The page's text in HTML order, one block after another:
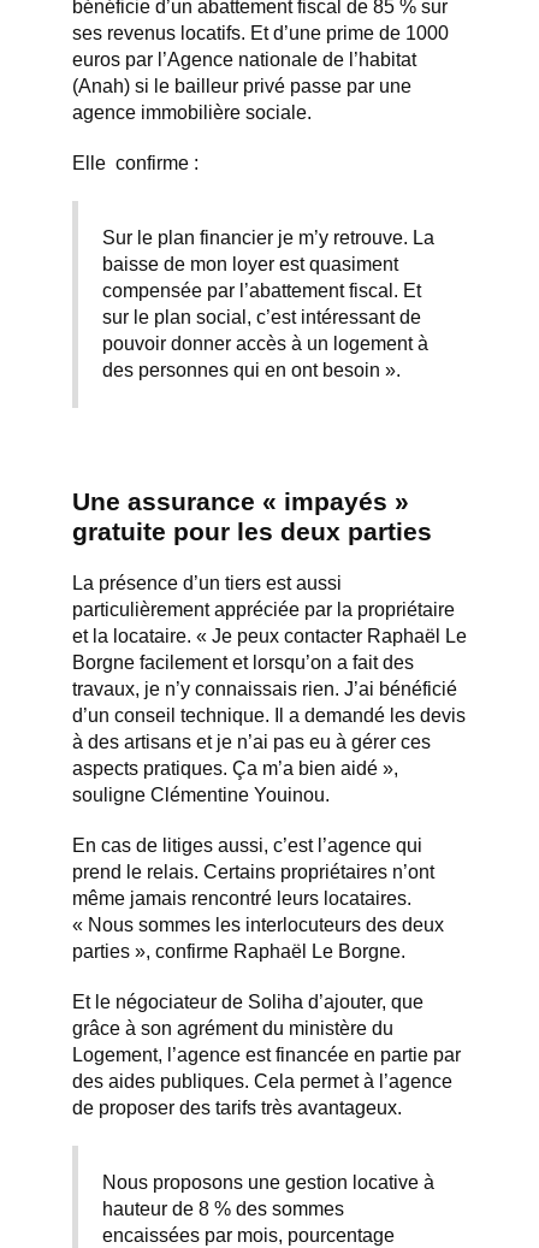
bénéficie d’un abattement fiscal de 85 % sur
ses revenus locatifs. Et d’une prime de 1000
euros par l’Agence nationale de l’habitat
(Anah) si le bailleur privé passe par une
agence immobilière sociale.
Elle confirme :
Sur le plan financier je m’y retrouve. La
baisse de mon loyer est quasiment
compensée par l’abattement fiscal. Et
sur le plan social, c’est intéressant de
pouvoir donner accès à un logement à
des personnes qui en ont besoin ».
Une assurance « impayés »
gratuite pour les deux parties
La présence d’un tiers est aussi
particulièrement appréciée par la propriétaire
et la locataire. « Je peux contacter Raphaël Le
Borgne facilement et lorsqu’on a fait des
travaux, je n’y connaissais rien. J’ai bénéficié
d’un conseil technique. Il a demandé les devis
à des artisans et je n’ai pas eu à gérer ces
aspects pratiques. Ça m’a bien aidé »,
souligne Clémentine Youinou.
En cas de litiges aussi, c’est l’agence qui
prend le relais. Certains propriétaires n’ont
même jamais rencontré leurs locataires.
« Nous sommes les interlocuteurs des deux
parties », confirme Raphaël Le Borgne.
Et le négociateur de Soliha d’ajouter, que
grâce à son agrément du ministère du
Logement, l’agence est financée en partie par
des aides publiques. Cela permet à l’agence
de proposer des tarifs très avantageux.
Nous proposons une gestion locative à
hauteur de 8 % des sommes
encaissées par mois, pourcentage